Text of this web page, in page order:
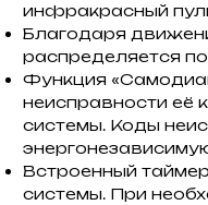
инфракрасный
Благодаря
распределяется
Функция
неисправности её
системы. Коды
Встроенный
системы. При